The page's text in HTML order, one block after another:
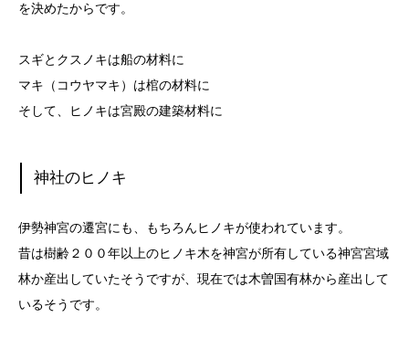
を決めたからです。
スギとクスノキは船の材料に
マキ（コウヤマキ）は棺の材料に
そして、ヒノキは宮殿の建築材料に
神社のヒノキ
伊勢神宮の遷宮にも、もちろんヒノキが使われています。
昔は樹齢２００年以上のヒノキ木を神宮が所有している神宮宮域
林か産出していたそうですが、現在では木曽国有林から産出して
いるそうです。